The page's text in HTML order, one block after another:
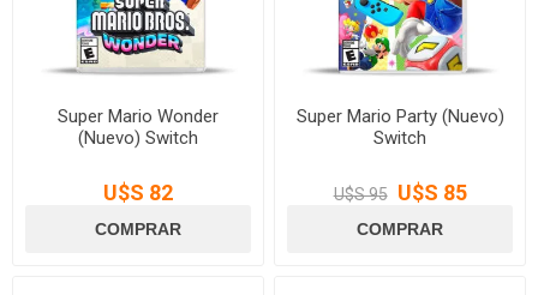
Super Mario Wonder
(Nuevo) Switch
U$S 82
Super Mario Party (Nuevo)
Switch
U$S 95 U$S 85